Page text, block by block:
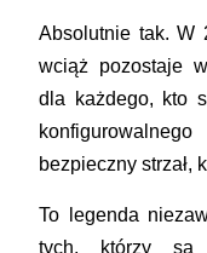
Absolutnie tak. W
wciąż pozostaje
dla każdego, kto
bezpieczny strzał,
To legenda
tych, którzy są